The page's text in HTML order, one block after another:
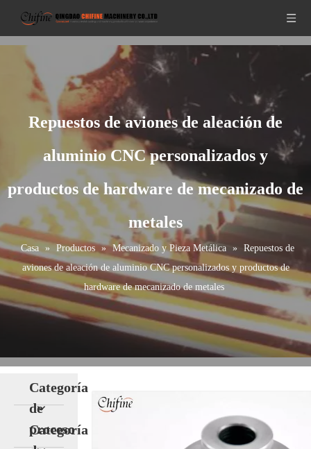
Repuestos de aviones de aleación de
aluminio CNC personalizados y
productos de hardware de mecanizado de
metales
Casa » Productos » Mecanizado y Pieza Metálica » Repuestos de
aviones de aleación de aluminio CNC personalizados y productos de
hardware de mecanizado de metales
Categoría
de
proceso
Categoría